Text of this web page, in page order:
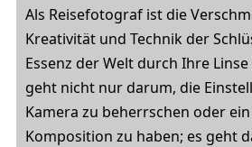
Als Reisefotograf ist die
Kreativität und Technik der
Essenz der Welt durch Ihre
geht nicht nur darum, die
Kamera zu beherrschen oder
Komposition zu haben; es geht